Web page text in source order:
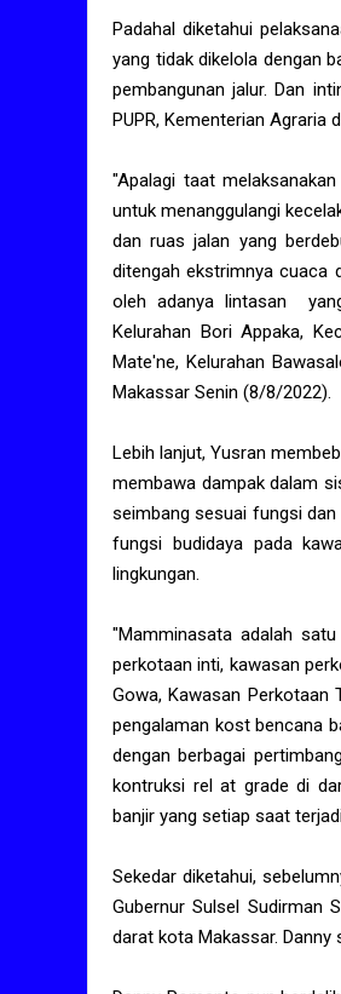
Padahal diketahui
yang tidak dikelola dengan
pembangunan jalur. Dan
PUPR, Kementerian Agraria
"Apalagi taat
untuk menanggulangi
dan ruas jalan yang
ditengah ekstrimnya cuaca
oleh adanya lintasan
Kelurahan Bori Appaka,
Mate'ne, Kelurahan
Makassar Senin (8/8/2022).
Lebih lanjut, Yusran
membawa dampak dalam
seimbang sesuai fungsi
fungsi budidaya pada
lingkungan.
"Mamminasata adalah
perkotaan inti, kawasan
Gowa, Kawasan Perkotaan
pengalaman kost bencana
dengan berbagai
kontruksi rel at grade di
banjir yang setiap saat
Sekedar diketahui,
Gubernur Sulsel Sudirman
darat kota Makassar. Danny